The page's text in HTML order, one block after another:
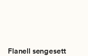
Flanell sengesett